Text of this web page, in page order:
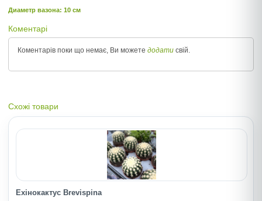
Диаметр вазона: 10 см
Коментарі
Коментарів поки що немає, Ви можете додати свій.
Схожі товари
Ехінокактус Brevispina